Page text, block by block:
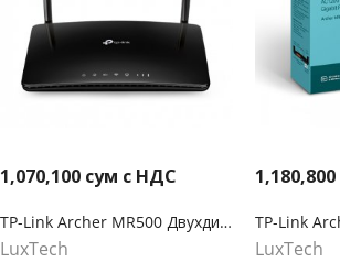
1,070,100 сум с НДС
TP-Link Archer MR500 Двухдиапазонный гигабитный Wi‑Fi роутер AC1200 с поддержкой 4G+ категории 6
LuxTech
1,180,800
LuxTech